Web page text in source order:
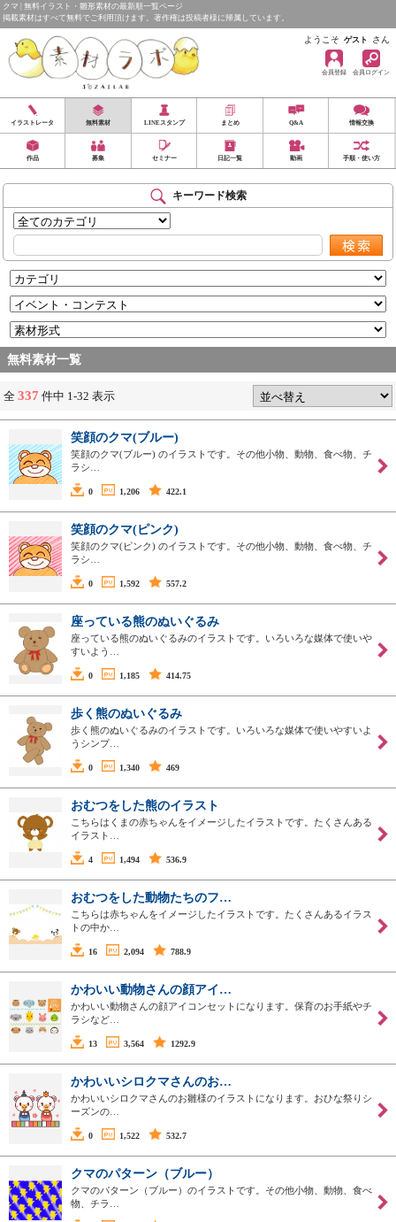
クマ | 無料イラスト・雛形素材の最新順一覧ページ
掲載素材はすべて無料でご利用頂けます。著作権は投稿者様に帰属しています。
ようこそ ゲスト さん
会員登録 会員ログイン
イラストレータ 無料素材 LINEスタンプ まとめ Q&A 情報交換
作品 募集 セミナー 日記一覧 動画 手順・使い方
キーワード検索
無料素材一覧
全 337 件中 1-32 表示
笑顔のクマ(ブルー)
笑顔のクマ(ブルー) のイラストです。その他小物、動物、食べ物、チ
ラシ…
0 1,206 422.1
笑顔のクマ(ピンク)
笑顔のクマ(ピンク) のイラストです。その他小物、動物、食べ物、チ
ラシ…
0 1,592 557.2
座っている熊のぬいぐるみ
座っている熊のぬいぐるみのイラストです。いろいろな媒体で使いや
すいよう…
0 1,185 414.75
歩く熊のぬいぐるみ
歩く熊のぬいぐるみのイラストです。いろいろな媒体で使いやすいよ
うシンプ…
0 1,340 469
おむつをした熊のイラスト
こちらはくまの赤ちゃんをイメージしたイラストです。たくさんある
イラスト…
4 1,494 536.9
おむつをした動物たちのフ…
こちらは赤ちゃんをイメージしたイラストです。たくさんあるイラス
トの中か…
16 2,094 788.9
かわいい動物さんの顔アイ…
かわいい動物さんの顔アイコンセットになります。保育のお手紙やチ
ラシなど…
13 3,564 1292.9
かわいいシロクマさんのお…
かわいいシロクマさんのお雛様のイラストになります。おひな祭りシ
ーズンの…
0 1,522 532.7
クマのパターン（ブルー）
クマのパターン（ブルー）のイラストです。その他小物、動物、食べ
物、チラ…